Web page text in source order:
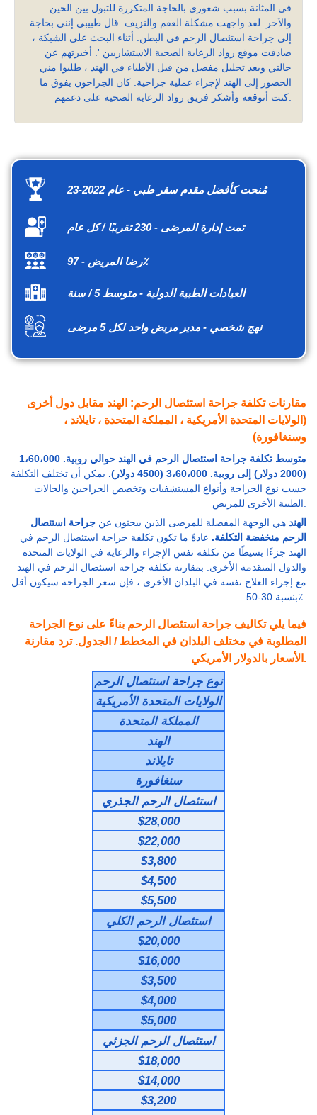
في المثانة بسبب شعوري بالحاجة المتكررة للتبول بين الحين
والآخر. لقد واجهت مشكلة العقم والنزيف. قال طبيبي إنني بحاجة
إلى جراحة استئصال الرحم في البطن. أثناء البحث على الشبكة ،
صادفت موقع رواد الرعاية الصحية الاستشاريين '. أخبرتهم عن
حالتي وبعد تحليل مفصل من قبل الأطباء في الهند ، طلبوا مني
الحضور إلى الهند لإجراء عملية جراحية. كان الجراحون يفوق ما
كنت أتوقعه وأشكر فريق رواد الرعاية الصحية على دعمهم.
مُنحت كأفضل مقدم سفر طبي - عام 2022-23
تمت إدارة المرضى - 230 تقريبًا / كل عام
رضا المريض - 97٪
العيادات الطبية الدولية - متوسط 5 / سنة
نهج شخصي - مدير مريض واحد لكل 5 مرضى
مقارنات تكلفة جراحة استئصال الرحم: الهند مقابل دول أخرى
(الولايات المتحدة الأمريكية ، المملكة المتحدة ، تايلاند ،
وسنغافورة)
متوسط تكلفة جراحة استئصال الرحم في الهند حوالي روبية. 1،60،000
(2000 دولار) إلى روبية. 3،60،000 (4500 دولار).
يمكن أن تختلف التكلفة
حسب نوع الجراحة وأنواع المستشفيات وتخصص الجراحين والحالات
الهند هي الوجهة المفضلة للمرضى الذين يبحثون عن جراحة استئصال
الرحم منخفضة التكلفة. عادةً ما تكون تكلفة جراحة استئصال الرحم في
الهند جزءًا بسيطًا من تكلفة نفس الإجراء والرعاية في الولايات المتحدة
والدول المتقدمة الأخرى. بمقارنة تكلفة جراحة استئصال الرحم في الهند
مع إجراء العلاج نفسه في البلدان الأخرى ، فإن سعر الجراحة سيكون أقل
بنسبة 30-50٪.
فيما يلي تكاليف جراحة استئصال الرحم بناءً على نوع الجراحة
المطلوبة في مختلف البلدان في المخطط / الجدول. ترد مقارنة
الأسعار بالدولار الأمريكي.
نوع جراحة استئصال الرحم
الولايات المتحدة الأمريكية
المملكة المتحدة
الهند
تايلاند
سنغافورة
استئصال الرحم الجذري
$28,000
$22,000
$3,800
$4,500
$5,500
استئصال الرحم الكلي
$20,000
$16,000
$3,500
$4,000
$5,000
استئصال الرحم الجزئي
$18,000
$14,000
$3,200